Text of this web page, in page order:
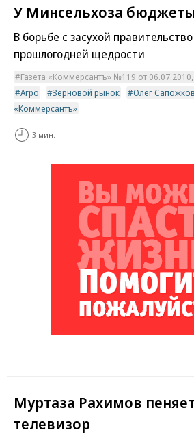
У Минсельхоза
В борьбе с засухой
прошлогодней щедрости
Газета «Коммерсантъ» №119 от 06.07.2010,
Агро
Зерновой рынок Олег Сапожков
«Коммерсантъ»
3 мин.
Муртаза Рахимов
телевизор